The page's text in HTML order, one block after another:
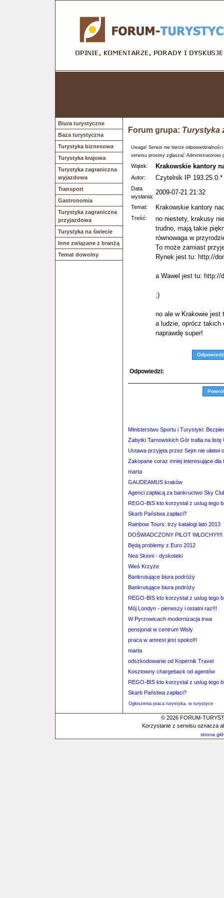
Biura turystyczne
Baza turystyczna
Turystyka biznesowa
Turystyka krajowa
Turystyka zagraniczna
wyjazdowa
Transport
Gastronomia
Turystyka zagraniczna
przyjazdowa
Turystyka na świecie
Inne związane z branżą
Temat dowolny
Forum grupa: Turystyka
Uwaga! Serwis nie bierze
serwisu prosimy zgłaszać Administratorowi
Wątek: Krakowskie kantory
Autor: Czytelnik IP 193.25.0.*
Data
wysłania:
2009-07-21 21:32
Temat: Krakowskie kantory
Treść:
no niestety, krakusy
trudno, mają takie
równowaga w
To może zamiast
Rynek jest tu: http://
a Wawel jest tu: http://
;)
no ale w Krakowie jest
a ludzie, oprócz takich
naprawdę super!
Odpowiedz
Odpowiedzi:
Ministerstwo Sportu i Turystyki:
Zabytki Tarnowskich Gór trafia na listę
Ustawa przyjęta przez Sejm nie ułatwi
Zakopane coraz mniej interesujące dla
marta
GAUDEAMUS kraków
Agenci zapłacą za bankructwo Sky
REGO-BIS kto korzystal z uslug tego
Skarb Państwa zapłaci?
Rainbow Tours: trzy katalogi lato 2013
DOŚWIADCZONY PILOT WŁOCHY!!!!
Będą problemy z Euro 2012
Nea Skioni - dyskoteki
Wieś Krzyże
Bankrutujące biura podróży
Bankrutujące biura podróży
REGO-BIS kto korzystal z uslug tego
Mój Londyn - pierwszy i ostatni raz!!!
W Pyrzowicach modernizacja trwa
pensjonat w centrum Wisły
praca w amrest jest spoko!!!
marta
odszkodowanie od Kopernik Travel
Kosztowny chargeback od agentów
REGO-BIS kto korzystal z uslug tego
Skarb Państwa zapłaci?
Ogłoszenia praca turystyka, w turystyce
© 2026 FORUM-
Korzystanie z serwisu oznacza
strona